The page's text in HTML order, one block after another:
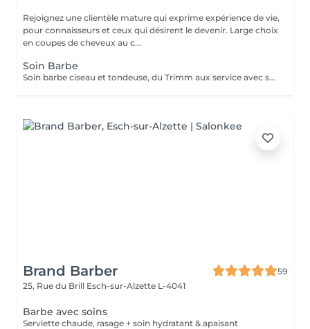
Rejoignez une clientèle mature qui exprime expérience de vie,
pour connaisseurs et ceux qui désirent le devenir. Large choix
en coupes de cheveux au c...
Soin Barbe
Soin barbe ciseau et tondeuse, du Trimm aux service avec serviettes chaudes
Brand Barber
59
25, Rue du Brill Esch-sur-Alzette L-4041
Barbe avec soins
Serviette chaude, rasage + soin hydratant & apaisant